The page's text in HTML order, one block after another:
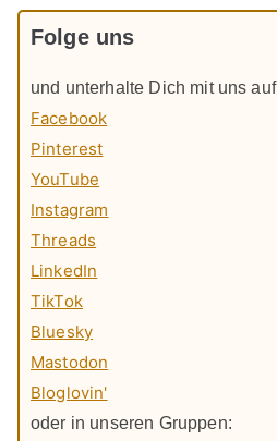
Folge uns
und unterhalte Dich mit uns auf
Facebook
Pinterest
YouTube
Instagram
Threads
LinkedIn
TikTok
Bluesky
Mastodon
Bloglovin'
oder in unseren Gruppen: